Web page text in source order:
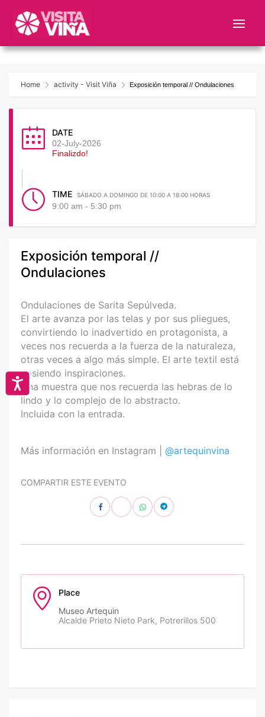
este
web
sistema
Accesibilidad
Home activity - Visit Viña Exposición temporal // Ondulaciones
DATE
02-July-2026
Finalizdo!
TIME SÁBADO A DOMINGO DE 10:00 A 18:00 HORAS
9:00 am - 5:30 pm
Exposición temporal //
Ondulaciones
Ondulaciones de Sarita Sepúlveda.
El arte avanza por las telas y por sus pliegues,
convirtiendo lo inadvertido en protagonista, a
veces nos recuerda a la fuerza de la naturaleza,
otras veces a algo más simple. El arte textil está
cosiendo inspiraciones.
Una muestra que nos recuerda las hebras de lo
lindo y lo complejo de lo abstracto.
Incluida con la entrada.
Más información en Instagram | @artequinvina
COMPARTIR ESTE EVENTO
Place
Museo Artequin
Alcalde Prieto Nieto Park, Potrerillos 500